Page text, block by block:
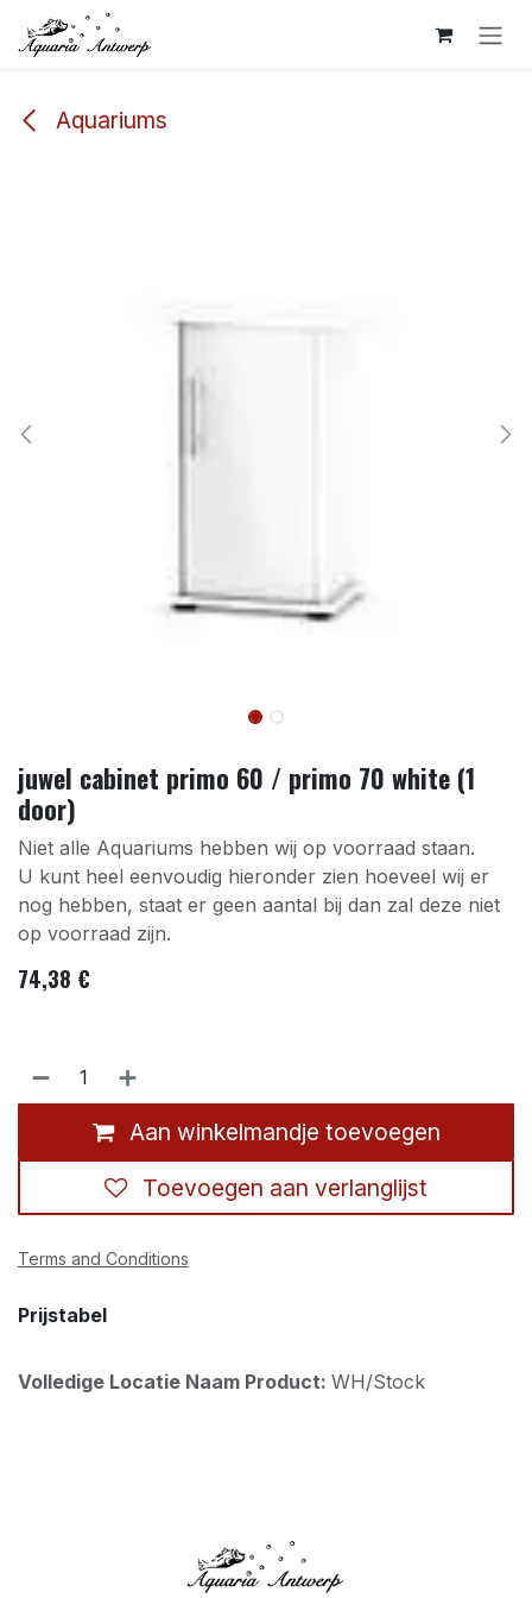
Overslaan naar inhoud
Aquariums
juwel cabinet primo 60 / primo 70 white (1
door)
Niet alle Aquariums hebben wij op voorraad staan.
U kunt heel eenvoudig hieronder zien hoeveel wij er
nog hebben, staat er geen aantal bij dan zal deze niet
op voorraad zijn.
74,38 €
Aan winkelmandje toevoegen
Toevoegen aan verlanglijst
Terms and Conditions
Prijstabel
Volledige Locatie Naam Product: WH/Stock